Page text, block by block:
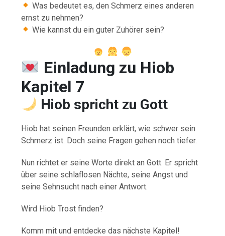
Was bedeutet es, den Schmerz eines anderen
ernst zu nehmen?
Wie kannst du ein guter Zuhörer sein?
Einladung zu Hiob
Kapitel 7
Hiob spricht zu Gott
Hiob hat seinen Freunden erklärt, wie schwer sein
Schmerz ist. Doch seine Fragen gehen noch tiefer.
Nun richtet er seine Worte direkt an Gott. Er spricht
über seine schlaflosen Nächte, seine Angst und
seine Sehnsucht nach einer Antwort.
Wird Hiob Trost finden?
Komm mit und entdecke das nächste Kapitel!